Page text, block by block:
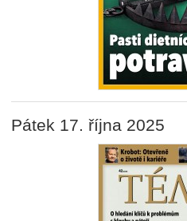
Pátek 17. října 2025